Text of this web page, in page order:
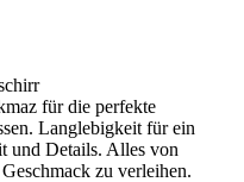
für die perfekte
Langlebigkeit für ein
und Details. Alles von
zu verleihen.